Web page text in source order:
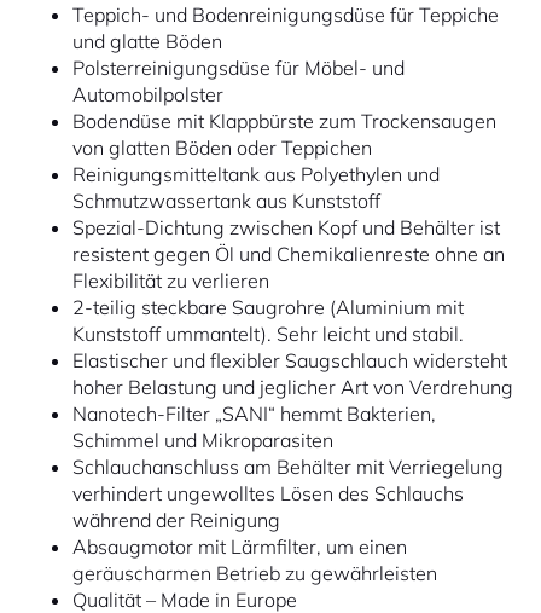
Teppich- und Bodenreinigungsdüse für Teppiche
und glatte Böden
Polsterreinigungsdüse für Möbel- und
Automobilpolster
Bodendüse mit Klappbürste zum Trockensaugen
von glatten Böden oder Teppichen
Reinigungsmitteltank aus Polyethylen und
Schmutzwassertank aus Kunststoff
Spezial-Dichtung zwischen Kopf und Behälter ist
resistent gegen Öl und Chemikalienreste ohne an
Flexibilität zu verlieren
2-teilig steckbare Saugrohre (Aluminium mit
Kunststoff ummantelt). Sehr leicht und stabil.
Elastischer und flexibler Saugschlauch widersteht
hoher Belastung und jeglicher Art von Verdrehung
Nanotech-Filter „SANI“ hemmt Bakterien,
Schimmel und Mikroparasiten
Schlauchanschluss am Behälter mit Verriegelung
verhindert ungewolltes Lösen des Schlauchs
während der Reinigung
Absaugmotor mit Lärmfilter, um einen
geräuscharmen Betrieb zu gewährleisten
Qualität – Made in Europe